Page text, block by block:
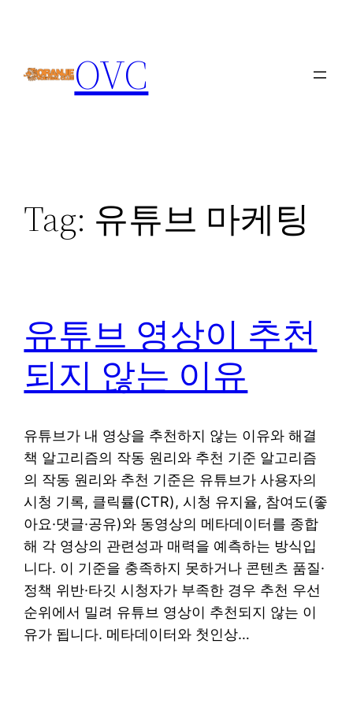
OVC
Tag: 유튜브 마케팅
유튜브 영상이 추천
되지 않는 이유
유튜브가 내 영상을 추천하지 않는 이유와 해결
책 알고리즘의 작동 원리와 추천 기준 알고리즘
의 작동 원리와 추천 기준은 유튜브가 사용자의
시청 기록, 클릭률(CTR), 시청 유지율, 참여도(좋
아요·댓글·공유)와 동영상의 메타데이터를 종합
해 각 영상의 관련성과 매력을 예측하는 방식입
니다. 이 기준을 충족하지 못하거나 콘텐츠 품질·
정책 위반·타깃 시청자가 부족한 경우 추천 우선
순위에서 밀려 유튜브 영상이 추천되지 않는 이
유가 됩니다. 메타데이터와 첫인상…